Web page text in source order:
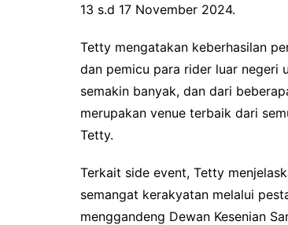
13 s.d 17 November 2024.
Tetty mengatakan keberhasilan
dan pemicu para rider luar negeri
semakin banyak, dan dari
merupakan venue terbaik dari
Tetty.
Terkait side event, Tetty
semangat kerakyatan melalui
menggandeng Dewan Kesenian